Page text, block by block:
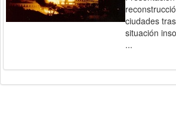
ciudades
situación
...